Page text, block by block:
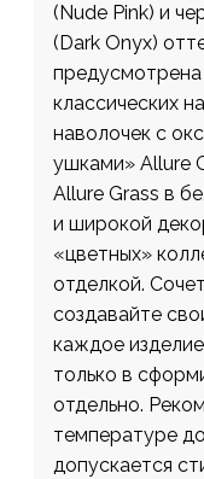
(Nude Pink) и
(Dark Onyx)
классических
наволочек с
ушками» Allure
Allure Grass в
и широкой
«цветных»
отделкой.
создавайте
каждое
только в
отдельно.
температуре
допускается